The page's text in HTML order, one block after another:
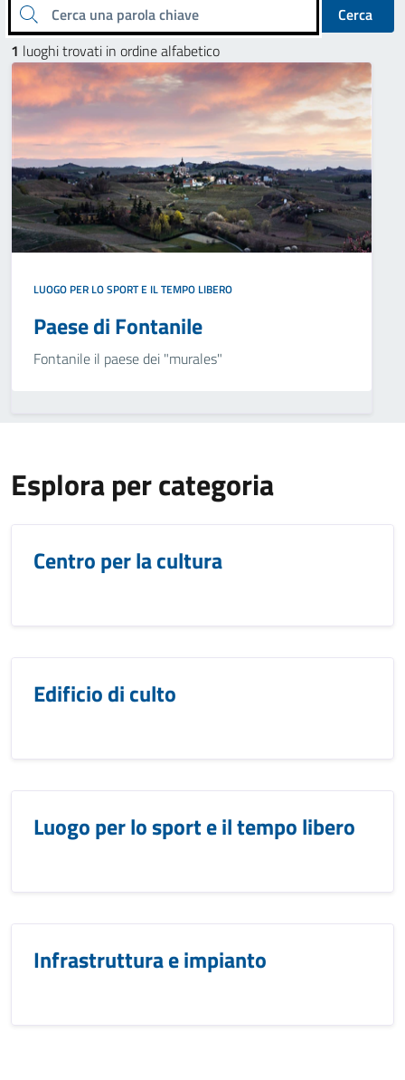
Cerca una parola chiave
Cerca
1 luoghi trovati in ordine alfabetico
LUOGO PER LO SPORT E IL TEMPO LIBERO
Paese di Fontanile
Fontanile il paese dei "murales"
Esplora per categoria
Centro per la cultura
Edificio di culto
Luogo per lo sport e il tempo libero
Infrastruttura e impianto